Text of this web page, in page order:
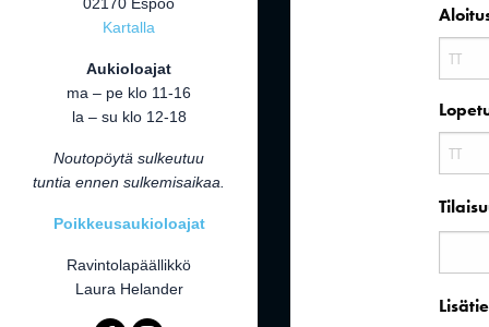
Kartalla
Aukioloajat
ma – pe klo 11-16
la – su klo 12-18
Noutopöytä sulkeutuu
tuntia ennen sulkemisaikaa.
Poikkeusaukioloajat
Ravintolapäällikkö
Laura Helander
PP
slash
VVVV
Tunnit
Tunnit